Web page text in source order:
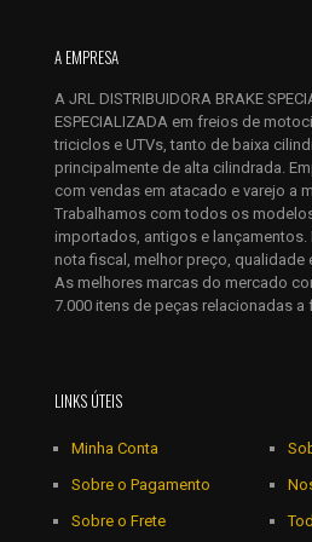
mail*
Salvar meus dados neste
eu comentar.
A EMPRESA
A JRL DISTRIBUIDORA BRAKE
ESPECIALIZADA em freios de
triciclos e UTVs, tanto de baixa
principalmente de alta cilindrada.
com vendas em atacado e varejo a
Trabalhamos com todos os
importados, antigos e
nota fiscal, melhor preço, qualidade
As melhores marcas do mercado
7.000 itens de peças relacionadas a
LINKS ÚTEIS
Minha Conta
Sobre o Pagamento
Sobre o Frete